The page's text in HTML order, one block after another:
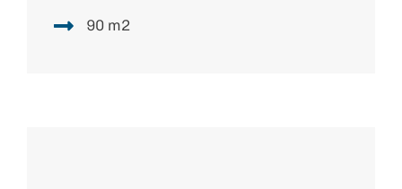
90 m2